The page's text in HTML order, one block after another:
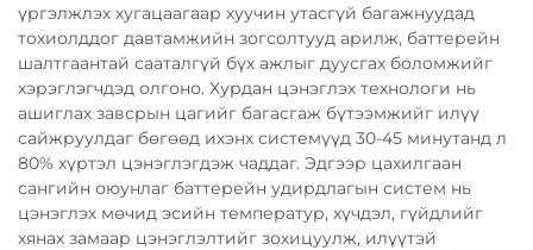
үргэлжлэх хугацаагаар хуучин утасгүй багажнуудад
тохиолддог давтамжийн зогсолтууд арилж, баттерейн
шалтгаантай сааталгүй бүх ажлыг дуусгах боломжийг
хэрэглэгчдэд олгоно. Хурдан цэнэглэх технологи нь
ашиглах завсрын цагийг багасгаж бүтээмжийг илүү
сайжруулдаг бөгөөд ихэнх системүүд 30-45 минутанд л
80% хүртэл цэнэглэгдэж чаддаг. Эдгээр цахилгаан
сангийн оюунлаг баттерейн удирдлагын систем нь
цэнэглэх мөчид эсийн температур, хүчдэл, гүйдлийг
хянах замаар цэнэглэлтийг зохицуулж, илүүтэй